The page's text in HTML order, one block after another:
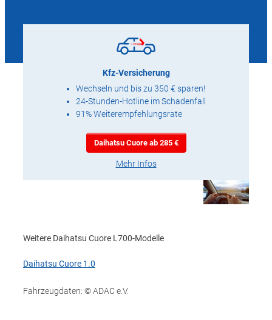
Kfz-Versicherung
Wechseln und bis zu 350 € sparen!
24-Stunden-Hotline im Schadenfall
91% Weiterempfehlungsrate
Daihatsu Cuore ab 285 €
Mehr Infos
Weitere Daihatsu Cuore L700-Modelle
Daihatsu Cuore 1.0
Fahrzeugdaten: © ADAC e.V.